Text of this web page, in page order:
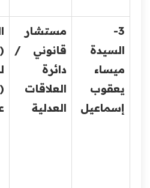
3-
السيدة
ميساء
يعقوب
إسماعيل
مستشار
قانوني /
دائرة
العلاقات
العدلية